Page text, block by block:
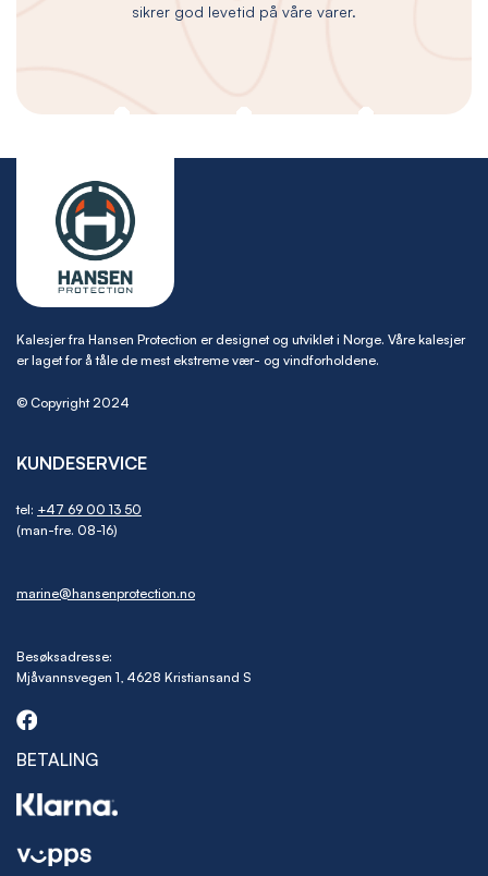
sikrer god levetid på våre varer.
Kalesjer fra Hansen Protection er designet og utviklet i Norge. Våre kalesjer
er laget for å tåle de mest ekstreme vær- og vindforholdene.
© Copyright 2024
KUNDESERVICE
tel: +47 69 00 13 50
(man-fre. 08-16)
marine@hansenprotection.no
Besøksadresse:
Mjåvannsvegen 1, 4628 Kristiansand S
BETALING